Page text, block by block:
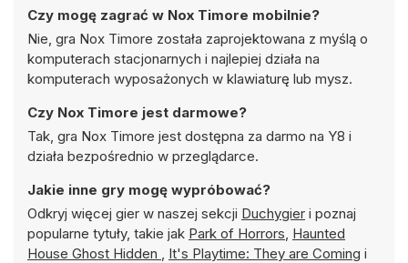
Czy mogę zagrać w Nox Timore mobilnie?
Nie, gra Nox Timore została zaprojektowana z myślą o
komputerach stacjonarnych i najlepiej działa na
komputerach wyposażonych w klawiaturę lub mysz.
Czy Nox Timore jest darmowe?
Tak, gra Nox Timore jest dostępna za darmo na Y8 i
działa bezpośrednio w przeglądarce.
Jakie inne gry mogę wypróbować?
Odkryj więcej gier w naszej sekcji Duchygier i poznaj
popularne tytuły, takie jak Park of Horrors, Haunted
House Ghost Hidden , It's Playtime: They are Coming i